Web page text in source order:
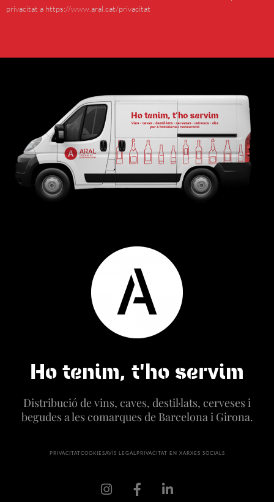
privacitat a https://www.aral.cat/privacitat
Ho tenim, t'ho servim
Distribució de vins, caves, destil·lats, cerveses i
begudes a les comarques de Barcelona i Girona.
PRIVACITATCOOKIESAVÍS LEGAL PRIVACITAT EN XARXES SOCIALS